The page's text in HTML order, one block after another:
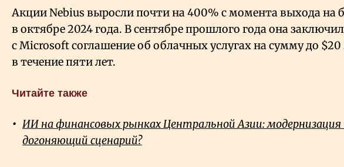
Акции Nebius выросли почти на 400% с момента выхода на
в октябре 2024 года. В сентябре прошлого года она
с Microsoft соглашение об облачных услугах на сумму до
в течение пяти лет.
Читайте также
ИИ на финансовых рынках Центральной Азии: модернизация
догоняющий сценарий?